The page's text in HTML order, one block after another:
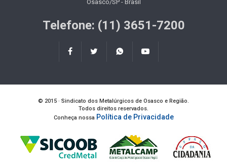
Osasco/SP - Brasil
Telefone: (11) 3651-7200
© 2015 · Sindicato dos Metalúrgicos de Osasco e Região.
Todos direitos reservados.
Conheça nossa Política de Privacidade